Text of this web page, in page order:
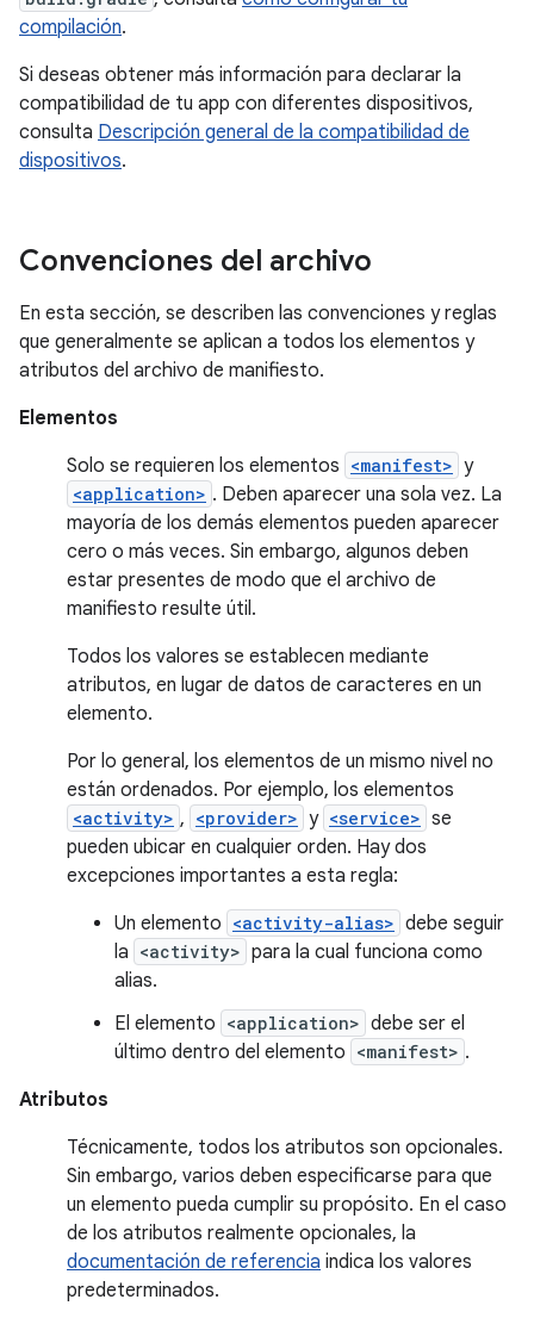
compilación.
Si deseas obtener más información para declarar la
compatibilidad de tu app con diferentes dispositivos,
consulta Descripción general de la compatibilidad de
dispositivos.
Convenciones del archivo
En esta sección, se describen las convenciones y reglas
que generalmente se aplican a todos los elementos y
atributos del archivo de manifiesto.
Elementos
Solo se requieren los elementos <manifest> y
<application> . Deben aparecer una sola vez. La
mayoría de los demás elementos pueden aparecer
cero o más veces. Sin embargo, algunos deben
estar presentes de modo que el archivo de
manifiesto resulte útil.
Todos los valores se establecen mediante
atributos, en lugar de datos de caracteres en un
elemento.
Por lo general, los elementos de un mismo nivel no
están ordenados. Por ejemplo, los elementos
<activity> , <provider> y <service> se
pueden ubicar en cualquier orden. Hay dos
excepciones importantes a esta regla:
Un elemento <activity-alias> debe seguir
la <activity> para la cual funciona como
alias.
El elemento <application> debe ser el
último dentro del elemento <manifest> .
Atributos
Técnicamente, todos los atributos son opcionales.
Sin embargo, varios deben especificarse para que
un elemento pueda cumplir su propósito. En el caso
de los atributos realmente opcionales, la
documentación de referencia indica los valores
predeterminados.